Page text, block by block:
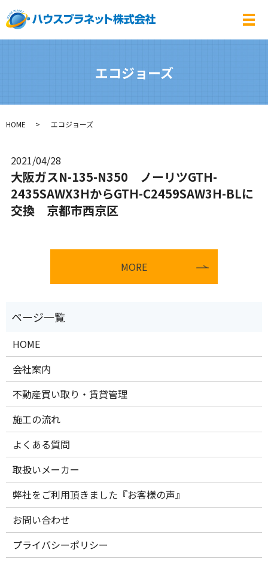
メ
エコジョーズ
HOME エコジョーズ
2021/04/28
大阪ガスN-135-N350 ノーリツGTH-
2435SAWX3HからGTH-C2459SAW3H-BLに
交換 京都市西京区
MORE
HOME
会社案内
不動産買い取り・賃貸管理
施工の流れ
よくある質問
取扱いメーカー
弊社をご利用頂きました『お客様の声』
お問い合わせ
プライバシーポリシー